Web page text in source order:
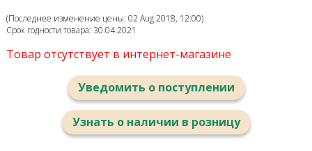
(Последнее изменение цены: 02 Aug 2018, 12:00)
Срок годности товара: 30.04.2021
Товар отсутствует в интернет-магазине
Уведомить о поступлении
Узнать о наличии в розницу